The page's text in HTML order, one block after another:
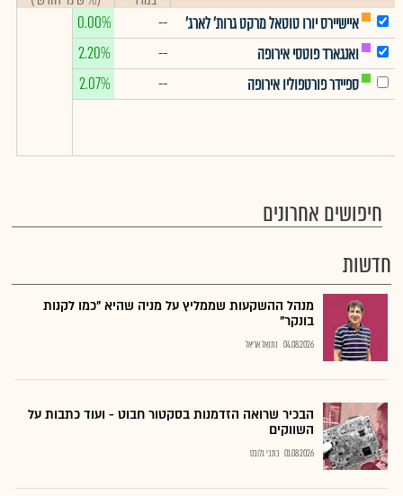
איישיירס יורו טוטאל מרקט גרות' לארג'
--
0.00%
ואנגארד פוטסי אירופה
--
2.20%
ספיידר פורטפוליו אירופה
--
2.07%
חיפושים אחרונים
חדשות
מנהל ההשקעות שממליץ על מניה שהיא "כמו לקנות
בונקר"
04.08.2026 נתנאל אריאל
הבכיר שרואה הזדמנות בסקטור חבוט - ועוד כתבות על
השווקים
01.08.2026 כתבי גלובס